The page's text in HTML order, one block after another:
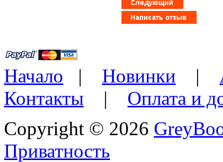
Начало | Новинки |
Контакты | Оплата и
Copyright © 2026
Приватность